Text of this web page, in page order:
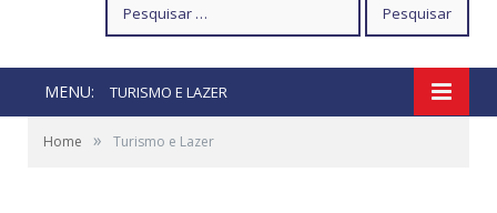
por:
MENU: TURISMO E LAZER
Home » Turismo e Lazer